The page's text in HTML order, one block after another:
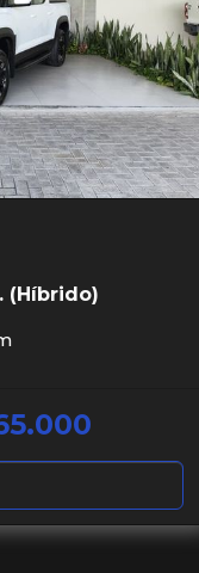
(Híbrido)